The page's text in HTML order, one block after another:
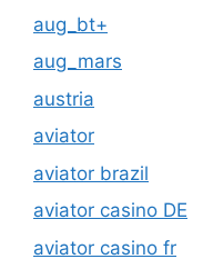
aug_bt+
aug_mars
austria
aviator
aviator brazil
aviator casino DE
aviator casino fr